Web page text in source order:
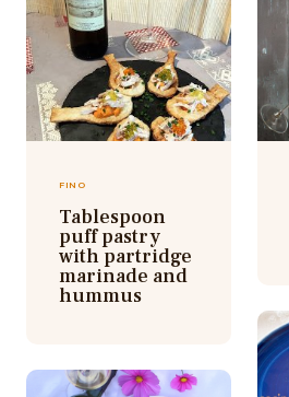
FINO
Tablespoon
puff pastry
with partridge
marinade and
hummus